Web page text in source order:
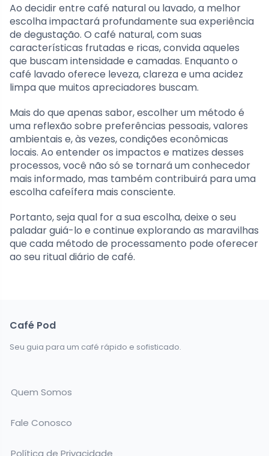
Ao decidir entre café natural ou lavado, a melhor
escolha impactará profundamente sua experiência
de degustação. O café natural, com suas
características frutadas e ricas, convida aqueles
que buscam intensidade e camadas. Enquanto o
café lavado oferece leveza, clareza e uma acidez
limpa que muitos apreciadores buscam.
Mais do que apenas sabor, escolher um método é
uma reflexão sobre preferências pessoais, valores
ambientais e, às vezes, condições econômicas
locais. Ao entender os impactos e matizes desses
processos, você não só se tornará um conhecedor
mais informado, mas também contribuirá para uma
escolha cafeífera mais consciente.
Portanto, seja qual for a sua escolha, deixe o seu
paladar guiá-lo e continue explorando as maravilhas
que cada método de processamento pode oferecer
ao seu ritual diário de café.
Café Pod
Seu guia para um café rápido e sofisticado.
Quem Somos
Fale Conosco
Política de Privacidade